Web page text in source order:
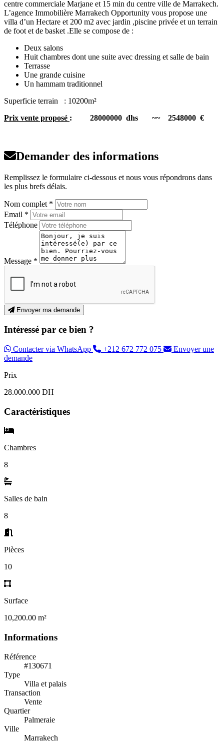
centre commerciale Marjane et 15 min du centre ville de Marrakech.
L’agence Immobilière Marrakech Opportunity vous propose une
villa d’un Hectare et 200 m2 avec jardin ,piscine privée et un terrain
de foot et de basket .Elle se compose de :
Deux salons
Huit chambres dont une suite avec dressing et salle de bain
Terrasse
Une grande cuisine
Un hammam traditionnel
Superficie terrain : 10200m²
Prix vente proposé : 28000000 dhs ~~ 2548000 €
Demander des informations
Remplissez le formulaire ci-dessous et nous vous répondrons dans
les plus brefs délais.
Nom complet *
Email *
Téléphone
Message *
Envoyer ma demande
Intéressé par ce bien ?
Contacter via WhatsApp +212 672 772 075
Envoyer une
demande
Prix
28.000.000 DH
Caractéristiques
Chambres
8
Salles de bain
8
Pièces
10
Surface
10,200.00 m²
Informations
Référence
#130671
Type
Villa et palais
Transaction
Vente
Quartier
Palmeraie
Ville
Marrakech